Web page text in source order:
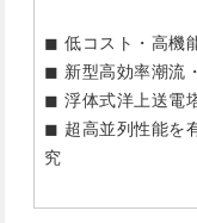
◼ 低コスト・高機
◼ 新型高効率潮流
◼ 浮体式洋上送電
◼ 超高並列性能を
究